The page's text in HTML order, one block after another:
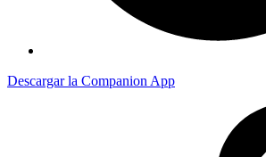
Descargar la Companion App